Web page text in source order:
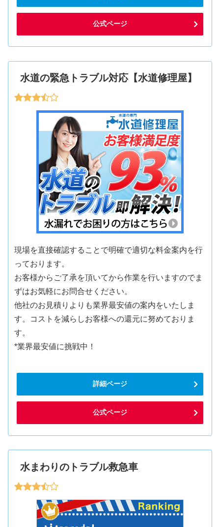
公式ページ
水道の緊急トラブル対応【水道修理屋】
現場を直接確認することで明確で適切な料金案内を行
っております。
お客様からご了承を頂いてから作業を行いますのでま
ずはお気軽にお問合せください。
他社のお見積りよりも業界最安値の案内をいたしま
す。コストを減らしお客様への還元に努めておりま
す。
*業界最安値に挑戦中！
詳細ページ
公式ページ
水まわりのトラブル救急車